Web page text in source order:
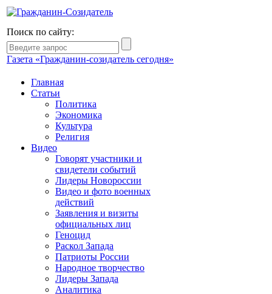
Поиск по сайту:
Газета «Гражданин-созидатель сегодня»
Главная
Статьи
Политика
Экономика
Культура
Религия
Видео
Говорят участники и
свидетели событий
Лидеры Новороссии
Видео и фото военных
действий
Заявления и визиты
официальных лиц
Геноцид
Раскол Запада
Патриоты России
Народное творчество
Лидеры Запада
Аналитика